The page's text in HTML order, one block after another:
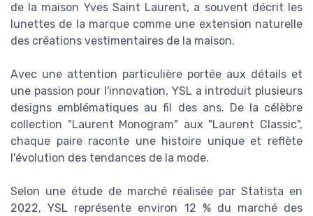
de la maison Yves Saint Laurent, a souvent décrit les
lunettes de la marque comme une extension naturelle
des créations vestimentaires de la maison.
Avec une attention particulière portée aux détails et
une passion pour l'innovation, YSL a introduit plusieurs
designs emblématiques au fil des ans. De la célèbre
collection "Laurent Monogram" aux "Laurent Classic",
chaque paire raconte une histoire unique et reflète
l'évolution des tendances de la mode.
Selon une étude de marché réalisée par Statista en
2022, YSL représente environ 12 % du marché des